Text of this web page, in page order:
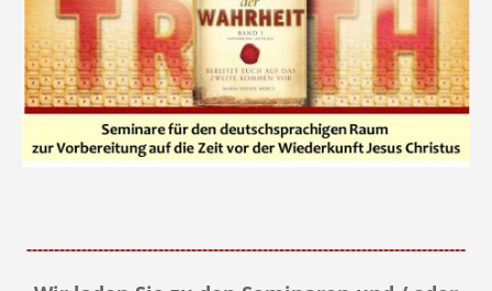
--------------------------------------------------------------------------------